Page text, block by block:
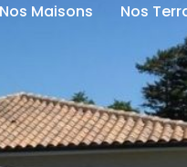
Nos Maisons Nos